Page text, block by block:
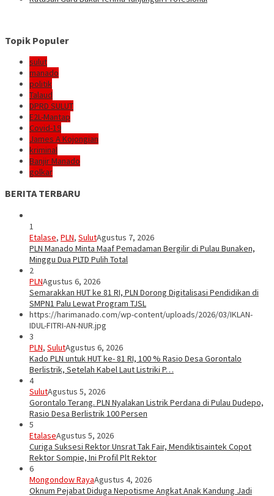
Topik Populer
sulut
manado
politik
Talaud
DPRD SULUT
E2L-Mantap
Covid-19
James A Kojongian
kriminal
Banjir Manado
golkar
BERITA TERBARU
1
Etalase, PLN, SulutAgustus 7, 2026
PLN Manado Minta Maaf Pemadaman Bergilir di Pulau Bunaken,
Minggu Dua PLTD Pulih Total
2
PLNAgustus 6, 2026
Semarakkan HUT ke 81 RI, PLN Dorong Digitalisasi Pendidikan di
SMPN1 Palu Lewat Program TJSL
https://harimanado.com/wp-content/uploads/2026/03/IKLAN-
IDUL-FITRI-AN-NUR.jpg
3
PLN, SulutAgustus 6, 2026
Kado PLN untuk HUT ke- 81 RI, 100 % Rasio Desa Gorontalo
Berlistrik, Setelah Kabel Laut Listriki P…
4
SulutAgustus 5, 2026
Gorontalo Terang. PLN Nyalakan Listrik Perdana di Pulau Dudepo,
Rasio Desa Berlistrik 100 Persen
5
EtalaseAgustus 5, 2026
Curiga Suksesi Rektor Unsrat Tak Fair, Mendiktisaintek Copot
Rektor Sompie, Ini Profil Plt Rektor
6
Mongondow RayaAgustus 4, 2026
Oknum Pejabat Diduga Nepotisme Angkat Anak Kandung Jadi